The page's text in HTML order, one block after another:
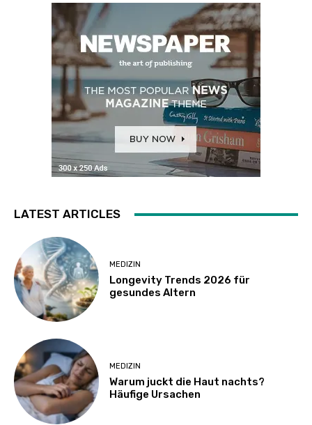
LATEST ARTICLES
MEDIZIN
Longevity Trends 2026 für
gesundes Altern
MEDIZIN
Warum juckt die Haut nachts?
Häufige Ursachen